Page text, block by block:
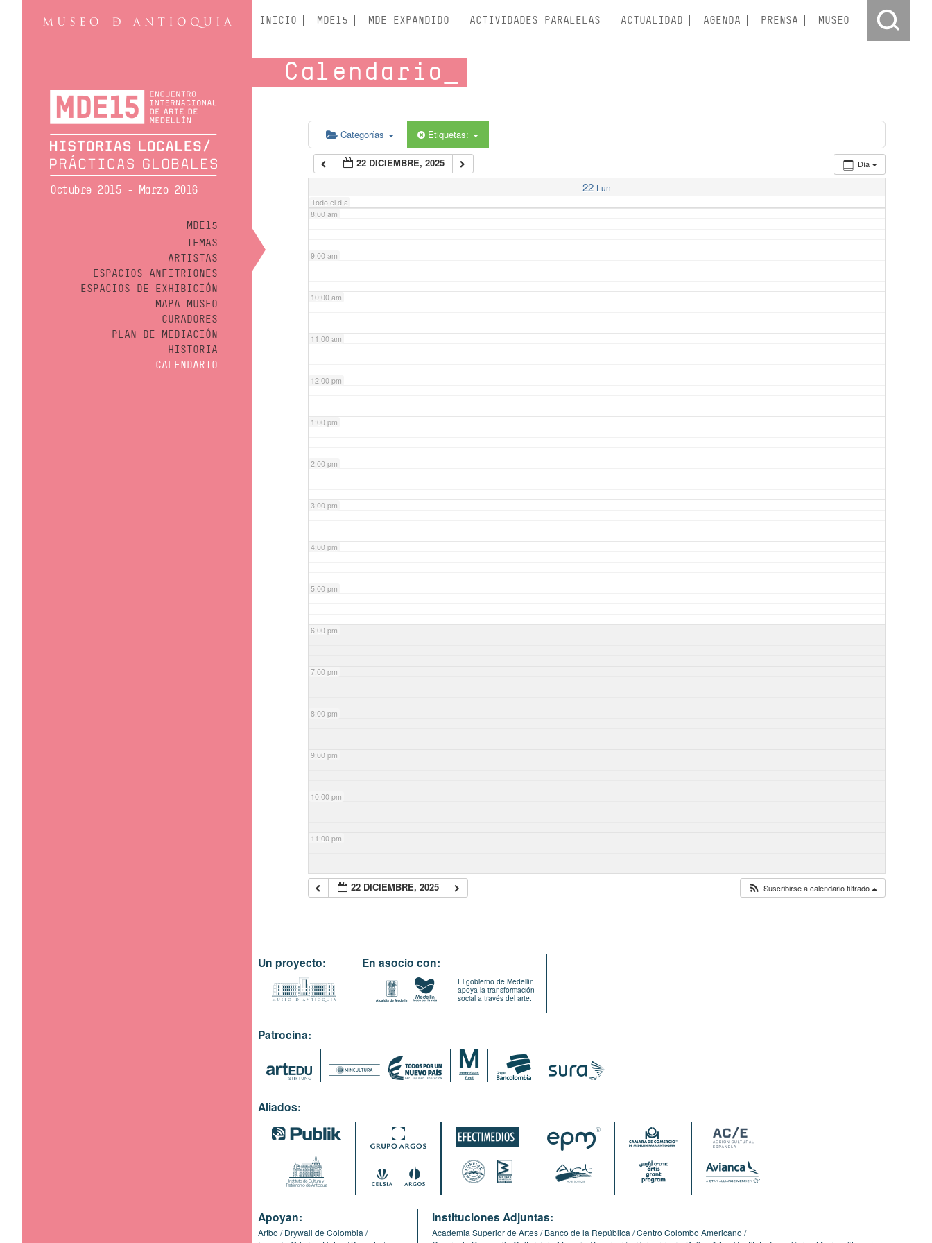
Octubre 2015 - Marzo 2016
MDE15
TEMAS
ARTISTAS
ESPACIOS ANFITRIONES
ESPACIOS DE EXHIBICIÓN
MAPA MUSEO
CURADORES
PLAN DE MEDIACIÓN
HISTORIA
CALENDARIO
INICIO MDE15 MDE EXPANDIDO ACTIVIDADES PARALELAS ACTUALIDAD AGENDA PRENSA MUSEO
Calendario
Categorías Etiquetas:
Día
22 DICIEMBRE, 2025
22 Lun
Todo el día
5:00 am
6:00 am
7:00 am
8:00 am
9:00 am
10:00 am
11:00 am
12:00 pm
1:00 pm
2:00 pm
3:00 pm
4:00 pm
5:00 pm
6:00 pm
7:00 pm
8:00 pm
9:00 pm
10:00 pm
11:00 pm
22 DICIEMBRE, 2025 Suscribirse a calendario filtrado
Un proyecto: En asocio con:
El gobierno de Medellín
apoya la transformación
social a través del arte.
Patrocina:
Aliados:
Apoyan:
Artbo
Drywall de Colombia
Instituciones Adjuntas:
Academia Superior de Artes Banco de la República Centro Colombo Americano